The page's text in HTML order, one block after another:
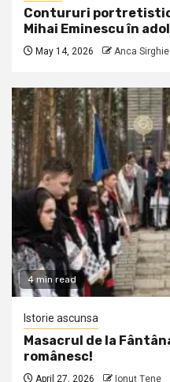
Contururi
Mihai Eminescu în
May 14, 2026 Anca Sirghie
4 min read
Istorie ascunsa
Masacrul de la
românesc!
April 27, 2026 Ionuţ Ţene